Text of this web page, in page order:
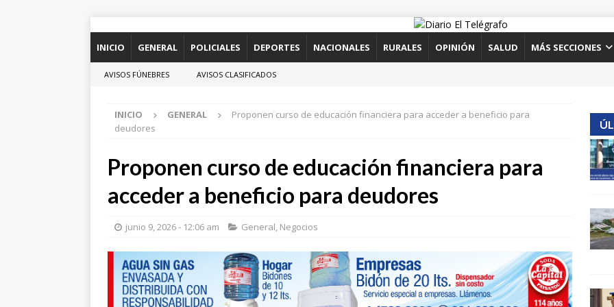
INICIO GENERAL POLICIALES DEPORTES NACIONALES RURALES OPINIÓN SALUD MÁS SECCIONES
AVISOS FÚNEBRES AVISOS CLASIFICADOS
INICIO GENERAL
Proponen curso de educación financiera para acceder a beneficio para
deudores
Proponen curso de educación financiera para
acceder a beneficio para deudores
junio 9, 2026 - 12:06 am General, Negocios